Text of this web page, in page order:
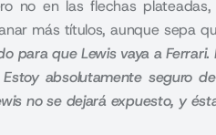
no en las flechas
más títulos, aunque sepa
para que Lewis vaya a
absolutamente seguro
no se dejará expuesto, y